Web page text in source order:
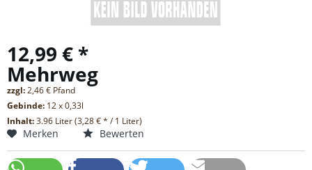
12,99 € *
Mehrweg
zzgl:2,46 € Pfand
Gebinde: 12 x 0,33l
Inhalt:3.96 Liter (3,28 € * / 1 Liter)
Merken Bewerten